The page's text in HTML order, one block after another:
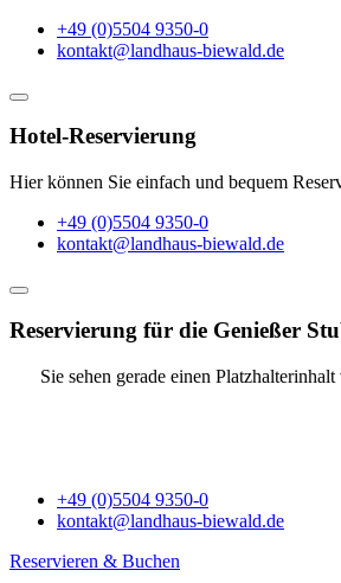
+49 (0)5504 9350-0
kontakt@landhaus-biewald.de
Hotel-Reservierung
Hier können Sie einfach und bequem
+49 (0)5504 9350-0
kontakt@landhaus-biewald.de
Reservierung für die Genießer
Sie sehen gerade einen Platzhalterinhalt
+49 (0)5504 9350-0
kontakt@landhaus-biewald.de
Reservieren & Buchen